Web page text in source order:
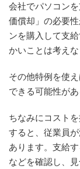
会社でパソコン
価償却」の必要
ンを購入して支
かいことは考えな
その他特例を使
できる可能性が
ちなみにコスト
すると、従業員
あります。支給
などを確認し、